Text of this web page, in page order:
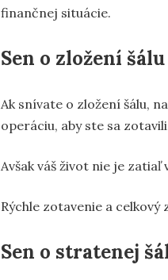
finančnej situácie.
Sen o zložení šálu
Ak snívate o zložení šálu,
operáciu, aby ste sa
Avšak váš život nie je
Rýchle zotavenie a
Sen o stratenej